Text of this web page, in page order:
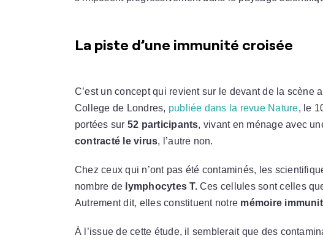
La piste d’une immunité croisée
C’est un concept qui revient sur le devant de la scène
College de Londres, publiée dans la revue Nature, le
portées sur 52 participants, vivant en ménage avec
contracté le virus, l’autre non.
Chez ceux qui n’ont pas été contaminés, les
nombre de lymphocytes T.Ces cellules sont celles
Autrement dit, elles constituent notre mémoire
À l’issue de cette étude, il semblerait que des